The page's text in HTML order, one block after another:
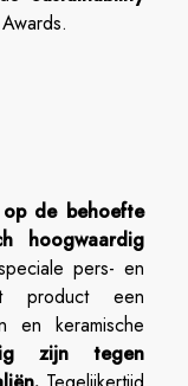
de behoefte
hoogwaardig
pers- en
product een
en keramische
zijn tegen